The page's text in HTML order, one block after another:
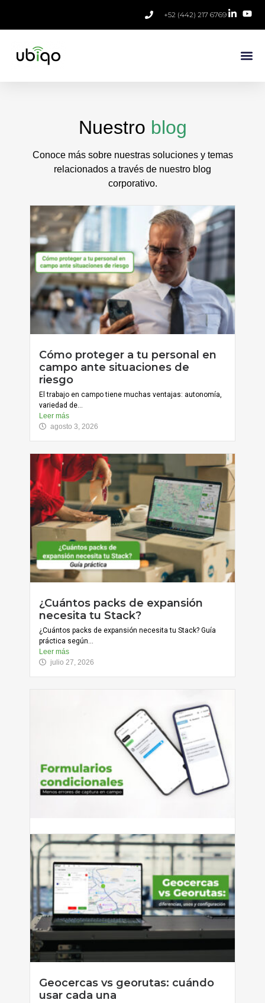
+52 (442) 217 6769
Nuestro blog
Conoce más sobre nuestras soluciones y temas
relacionados a través de nuestro blog
corporativo.
Cómo proteger a tu personal en
campo ante situaciones de
riesgo
El trabajo en campo tiene muchas ventajas: autonomía,
variedad de...
Leer más
agosto 3, 2026
¿Cuántos packs de expansión
necesita tu Stack?
¿Cuántos packs de expansión necesita tu Stack? Guía
práctica según...
Leer más
julio 27, 2026
Cómo reducir errores de captura
con formularios condicionales
Si tienes personal que captura información en campo —
ya sean...
Leer más
julio 20, 2026
Geocercas vs georutas: cuándo
usar cada una
Cargar más